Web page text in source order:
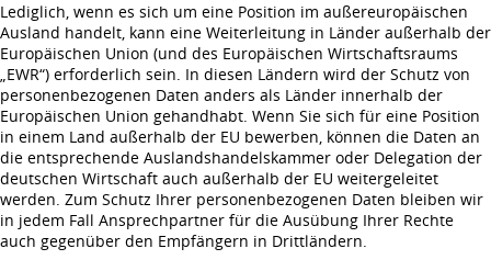
Lediglich, wenn es sich um eine Position im außereuropäischen
Ausland handelt, kann eine Weiterleitung in Länder außerhalb der
Europäischen Union (und des Europäischen Wirtschaftsraums
„EWR“) erforderlich sein. In diesen Ländern wird der Schutz von
personenbezogenen Daten anders als Länder innerhalb der
Europäischen Union gehandhabt. Wenn Sie sich für eine Position
in einem Land außerhalb der EU bewerben, können die Daten an
die entsprechende Auslandshandelskammer oder Delegation der
deutschen Wirtschaft auch außerhalb der EU weitergeleitet
werden. Zum Schutz Ihrer personenbezogenen Daten bleiben wir
in jedem Fall Ansprechpartner für die Ausübung Ihrer Rechte
auch gegenüber den Empfängern in Drittländern.